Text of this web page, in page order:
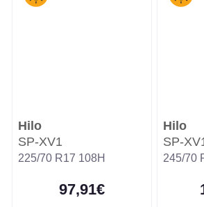
Hilo
SP-XV1
225/70 R17 108H
97,91€
Hilo
SP-
245/70